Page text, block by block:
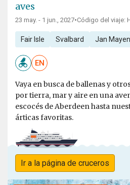
aves
23 may. - 1 jun., 2027•Código del viaje:
Fair Isle Svalbard Jan Mayen
EN
Vaya en busca de ballenas y
por tierra, mar y aire en una
escocés de Aberdeen hasta
árticas favoritas.
Ir a la página de cruceros